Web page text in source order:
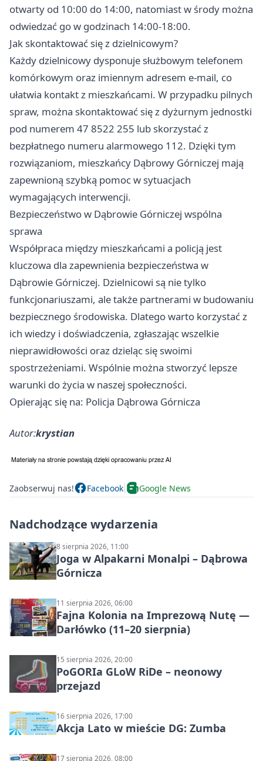
otwarty od 10:00 do 14:00, natomiast w środy można
odwiedzać go w godzinach 14:00-18:00.
Jak skontaktować się z dzielnicowym?
Każdy dzielnicowy dysponuje służbowym telefonem
komórkowym oraz imiennym adresem e-mail, co
ułatwia kontakt z mieszkańcami. W przypadku pilnych
spraw, można skontaktować się z dyżurnym jednostki
pod numerem 47 8522 255 lub skorzystać z
bezpłatnego numeru alarmowego 112. Dzięki tym
rozwiązaniom, mieszkańcy Dąbrowy Górniczej mają
zapewnioną szybką pomoc w sytuacjach
wymagających interwencji.
Bezpieczeństwo w Dąbrowie Górniczej wspólna
sprawa
Współpraca między mieszkańcami a policją jest
kluczowa dla zapewnienia bezpieczeństwa w
Dąbrowie Górniczej. Dzielnicowi są nie tylko
funkcjonariuszami, ale także partnerami w budowaniu
bezpiecznego środowiska. Dlatego warto korzystać z
ich wiedzy i doświadczenia, zgłaszając wszelkie
nieprawidłowości oraz dzieląc się swoimi
spostrzeżeniami. Wspólnie można stworzyć lepsze
warunki do życia w naszej społeczności.
Opierając się na: Policja Dąbrowa Górnicza
Autor:krystian
Zaobserwuj nas! Facebook Google News
Nadchodzące wydarzenia
8 sierpnia 2026, 11:00
Joga w Alpakarni Monalpi – Dąbrowa
Górnicza
11 sierpnia 2026, 06:00
Fajna Kolonia na Imprezową Nutę —
Darłówko (11–20 sierpnia)
15 sierpnia 2026, 20:00
PoGORIa GLoW RiDe – neonowy
przejazd
16 sierpnia 2026, 17:00
Akcja Lato w mieście DG: Zumba
17 sierpnia 2026, 08:00